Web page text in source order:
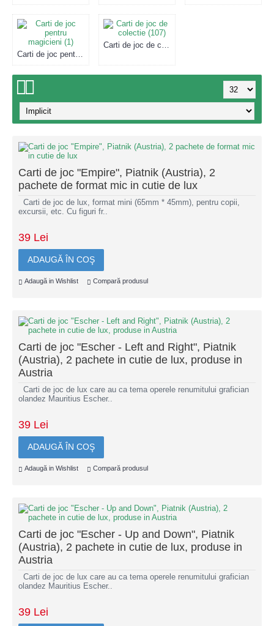
Carti de joc pentru magicieni (1)
Carti de joc de colectie (107)
Carti de joc "Empire", Piatnik (Austria), 2
pachete de format mic in cutie de lux
Carti de joc de lux, format mini (65mm * 45mm), pentru copii,
excursii, etc. Cu figuri fr..
39 Lei
ADAUGĂ ÎN COŞ
Adaugă in Wishlist Compară produsul
Carti de joc "Escher - Left and Right", Piatnik
(Austria), 2 pachete in cutie de lux, produse in
Austria
Carti de joc de lux care au ca tema operele renumitului grafician
olandez Mauritius Escher..
39 Lei
ADAUGĂ ÎN COŞ
Adaugă in Wishlist Compară produsul
Carti de joc "Escher - Up and Down", Piatnik
(Austria), 2 pachete in cutie de lux, produse in
Austria
Carti de joc de lux care au ca tema operele renumitului grafician
olandez Mauritius Escher..
39 Lei